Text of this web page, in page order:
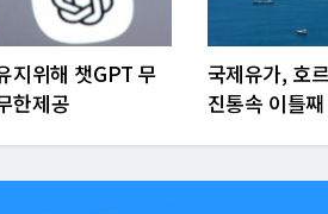
지위해 챗GPT 무
한제공
국제유가, 호
진통속 이틀